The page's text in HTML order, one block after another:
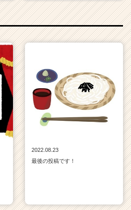
2022.08.23
最後の投稿です！